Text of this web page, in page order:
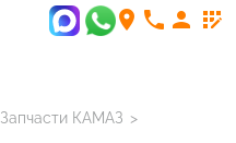
room phone person app_registration
Запчасти КАМАЗ >